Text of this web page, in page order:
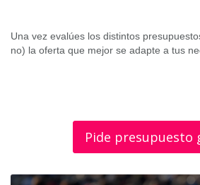
Una vez evalúes los distintos
no) la oferta que mejor se adapte a tus
Pide presupuesto